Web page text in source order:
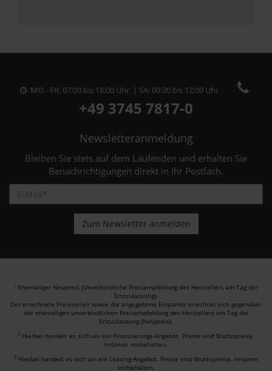
MO - FR: 07:00 bis 18:00 Uhr | SA: 09:30 bis 12:00 Uhr
+49 3745 7817-0
Newsletteranmeldung
Bleiben Sie stets auf dem Laufenden und erhalten Sie
Benachrichtigungen direkt in Ihr Postfach.
1 Ehemaliger Neupreis (Unverbindliche Preisempfehlung des Herstellers am Tag der
Erstzulassung).
Der errechnete Preisvorteil sowie die angegebene Ersparnis errechnet sich gegenüber
der ehemaligen unverbindlichen Preisempfehlung des Herstellers am Tag der
Erstzulassung (Neupreis).
2 Hierbei handelt es sich um ein Finanzierungs-Angebot. Preise sind Bruttopreise.
Irrtümer vorbehalten.
3 Hierbei handelt es sich um ein Leasing-Angebot. Preise sind Bruttopreise. Irrtümer
vorbehalten.